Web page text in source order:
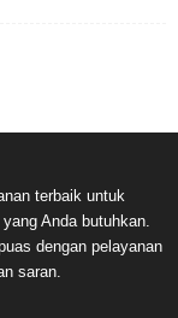
terbaik untuk
Anda butuhkan.
dengan pelayanan
saran.